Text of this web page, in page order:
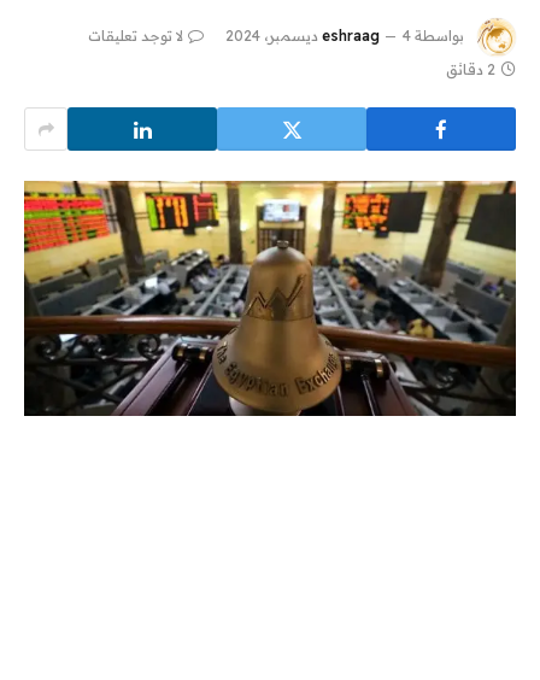
بواسطة eshraag 4 ديسمبر، 2024
لا توجد تعليقات
2 دقائق